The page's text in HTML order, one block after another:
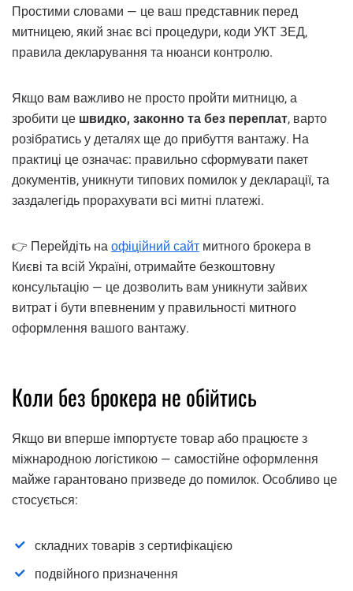
Простими словами — це ваш представник перед
митницею, який знає всі процедури, коди УКТ ЗЕД,
правила декларування та нюанси контролю.
Якщо вам важливо не просто пройти митницю, а
зробити це швидко, законно та без переплат, варто
розібратись у деталях ще до прибуття вантажу. На
практиці це означає: правильно сформувати пакет
документів, уникнути типових помилок у декларації, та
заздалегідь прорахувати всі митні платежі.
👉 Перейдіть на офіційний сайт митного брокера в
Києві та всій Україні, отримайте безкоштовну
консультацію — це дозволить вам уникнути зайвих
витрат і бути впевненим у правильності митного
оформлення вашого вантажу.
Коли без брокера не обійтись
Якщо ви вперше імпортуєте товар або працюєте з
міжнародною логістикою — самостійне оформлення
майже гарантовано призведе до помилок. Особливо це
стосується:
складних товарів з сертифікацією
подвійного призначення